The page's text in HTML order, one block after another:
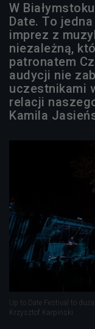
W
Date. To
imprez z
niezależną,
patronatem
audycji nie
uczestnikami
relacji
Kamila
Up to Date Festival to
Krzysztof Karpiński